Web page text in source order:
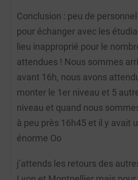
Conclusion : peu de
pour échanger avec les
lieu inapproprié pour le
attendues ! Nous sommes
avant 16h, nous avons
monter le 1er niveau et 5
niveau et quand nous
à peu près 16h45 et il y avait
énorme Oo
j’attends les retours des